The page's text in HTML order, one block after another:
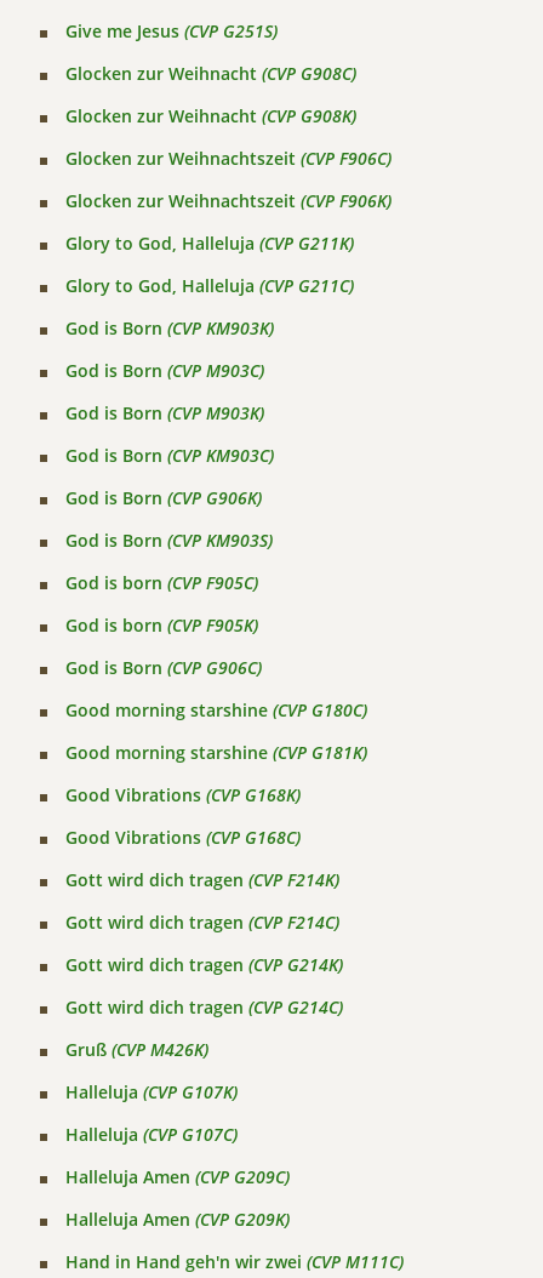
Give me Jesus (CVP G251S)
Glocken zur Weihnacht (CVP G908C)
Glocken zur Weihnacht (CVP G908K)
Glocken zur Weihnachtszeit (CVP F906C)
Glocken zur Weihnachtszeit (CVP F906K)
Glory to God, Halleluja (CVP G211K)
Glory to God, Halleluja (CVP G211C)
God is Born (CVP KM903K)
God is Born (CVP M903C)
God is Born (CVP M903K)
God is Born (CVP KM903C)
God is Born (CVP G906K)
God is Born (CVP KM903S)
God is born (CVP F905C)
God is born (CVP F905K)
God is Born (CVP G906C)
Good morning starshine (CVP G180C)
Good morning starshine (CVP G181K)
Good Vibrations (CVP G168K)
Good Vibrations (CVP G168C)
Gott wird dich tragen (CVP F214K)
Gott wird dich tragen (CVP F214C)
Gott wird dich tragen (CVP G214K)
Gott wird dich tragen (CVP G214C)
Gruß (CVP M426K)
Halleluja (CVP G107K)
Halleluja (CVP G107C)
Halleluja Amen (CVP G209C)
Halleluja Amen (CVP G209K)
Hand in Hand geh'n wir zwei (CVP M111C)